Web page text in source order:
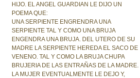
HIJO. EL ANGEL GUARDIAN LE DIJO UN
POEMA QUE:
UNA SERPIENTE ENGRENDRA UNA
SERPIENTE TAL Y COMO UNA BRUJA
ENGENDRA UNA BRUJA. DEL UTERO DE SU
MADRE LA SERPIENTE HEREDA EL SACO DE
VENENO. TAL Y COMO LA BRUJA CHUPA
BRUJERIA DE LAS ENTRAÑAS DE LA MADRE.
LA MUJER EVENTUALMENTE LE DEJO Y,